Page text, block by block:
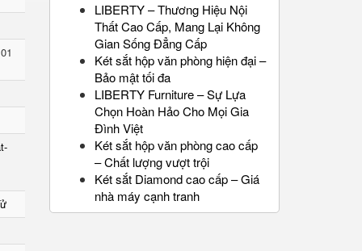
LIBERTY – Thương Hiệu Nội
Thất Cao Cấp, Mang Lại Không
Gian Sống Đẳng Cấp
Két sắt hộp văn phòng hiện đại –
Bảo mật tối đa
LIBERTY Furniture – Sự Lựa
Chọn Hoàn Hảo Cho Mọi Gia
Đình Việt
Két sắt hộp văn phòng cao cấp
– Chất lượng vượt trội
Két sắt Diamond cao cấp – Giá
nhà máy cạnh tranh